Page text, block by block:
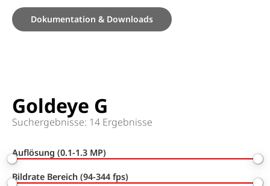
Dokumentation & Downloads
Goldeye G
Suchergebnisse: 14 Ergebnisse
Auflösung (0.1-1.3 MP)
Bildrate Bereich (94-344 fps)